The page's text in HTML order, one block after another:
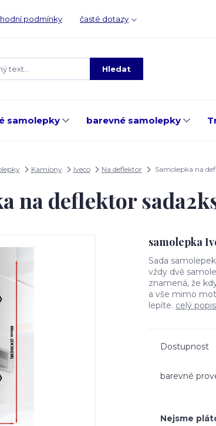
podmínky časté dotazy
Hledat
samolepky barevné samolepky
Kamiony Iveco Na deflektor Samolepka na
na deflektor
samolepka
Sada
vždy dvě
znamená, že
a vše mimo
lepíte. celý popis
Dostupnost
barevné
Nejsme